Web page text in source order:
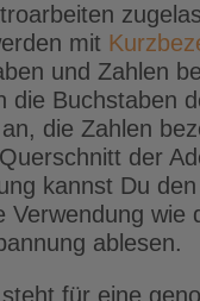
mit
und Zahlen
die Buchstaben
die Zahlen
der
kannst Du
Verwendung wie
ablesen.
steht für eine